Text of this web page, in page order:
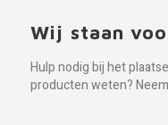
Wij staan
Hulp nodig bij het
producten weten?